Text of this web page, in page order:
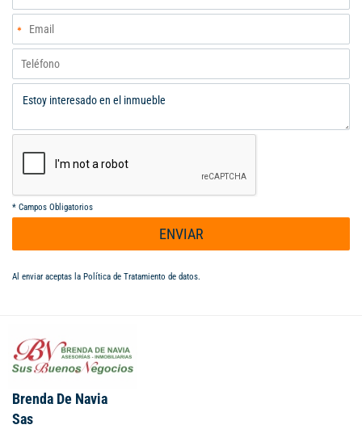
* Campos Obligatorios
ENVIAR
Al enviar aceptas la Política de Tratamiento de datos.
Brenda De Navia
Sas